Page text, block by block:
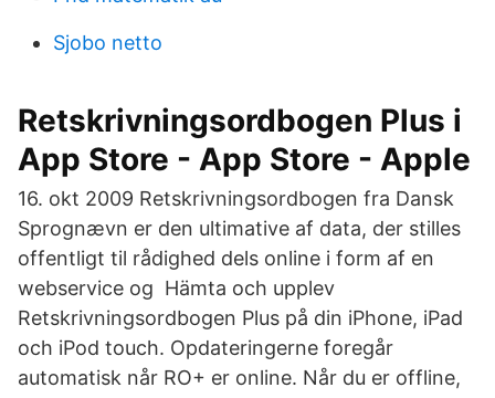
Sjobo netto
‎Retskrivningsordbogen Plus i
App Store - App Store - Apple
16. okt 2009 Retskrivningsordbogen fra Dansk
Sprognævn er den ultimative af data, der stilles
offentligt til rådighed dels online i form af en
webservice og Hämta och upplev
Retskrivningsordbogen Plus på din iPhone, iPad
och iPod touch. Opdateringerne foregår
automatisk når RO+ er online. Når du er offline,